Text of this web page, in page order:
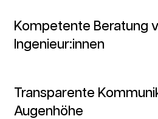
Kompetente Beratung
Ingenieur:innen
Transparente
Augenhöhe